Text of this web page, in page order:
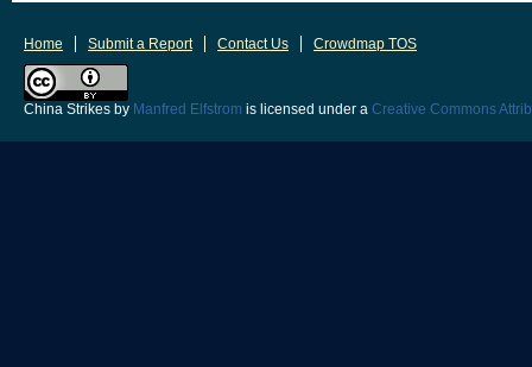
Home Submit a Report Contact Us Crowdmap TOS
China Strikes by Manfred Elfstrom is licensed under a Creative Commons